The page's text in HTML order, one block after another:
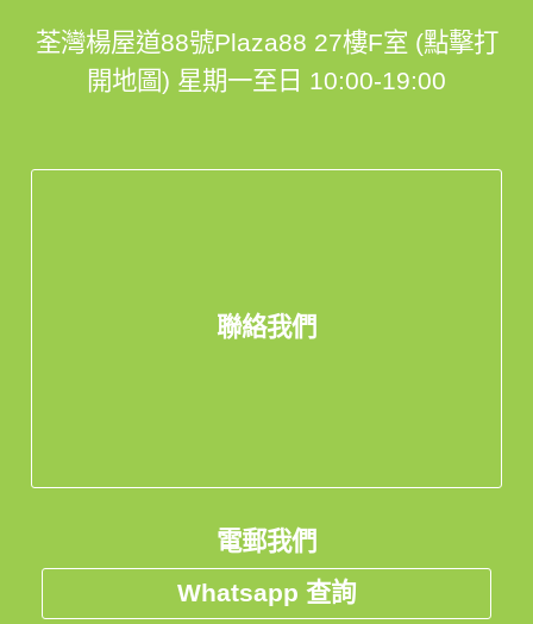
荃灣楊屋道88號Plaza88 27樓F室 (點擊打
開地圖) 星期一至日 10:00-19:00
聯絡我們
電郵我們
Whatsapp 查詢